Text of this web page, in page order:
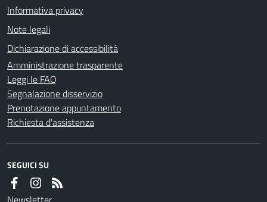
Informativa privacy
Note legali
Dichiarazione di accessibilità
Amministrazione trasparente
Leggi le FAQ
Segnalazione disservizio
Prenotazione appuntamento
Richiesta d'assistenza
SEGUICI SU